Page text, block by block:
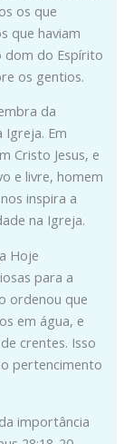
os que
que haviam
dom do Espírito
os gentios.
da
Igreja. Em
Cristo Jesus, e
e livre, homem
inspira a
na Igreja.
Hoje
para a
ordenou que
em água, e
crentes. Isso
pertencimento
importância